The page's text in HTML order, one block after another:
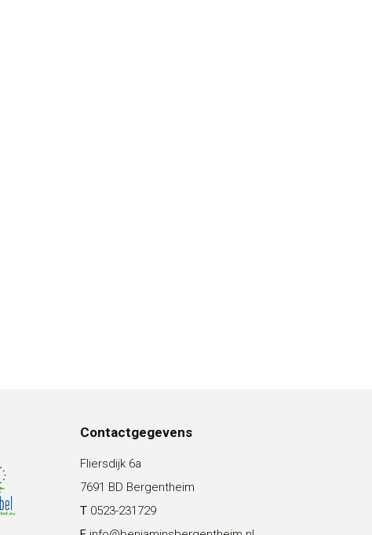
Contactgegevens
Fliersdijk 6a
7691 BD Bergentheim
T 0523-231729